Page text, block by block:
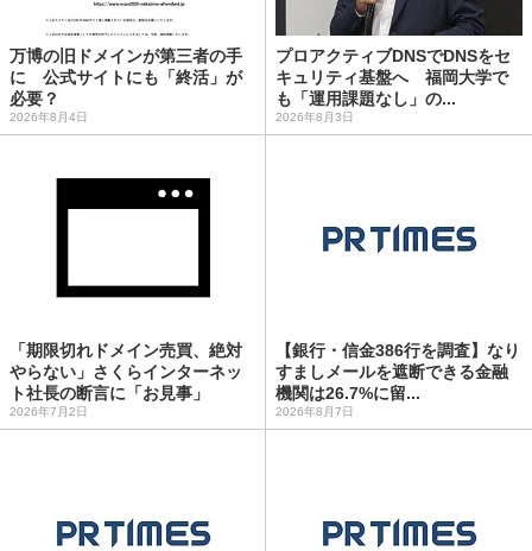
万博の旧ドメインが第三者の手
に 公式サイトにも「終活」が
必要？
2026年8月4日
プロアクティブDNSでDNSをセ
キュリティ基盤へ 福岡大学で
も「運用課題なし」の...
2026年8月3日
「期限切れドメイン売買、絶対
やらない」さくらインターネッ
ト社長の断言に「お見事」
2026年7月2日
【銀行・信金386行を調査】なり
すましメールを遮断できる金融
機関は26.7%に留...
2026年8月7日